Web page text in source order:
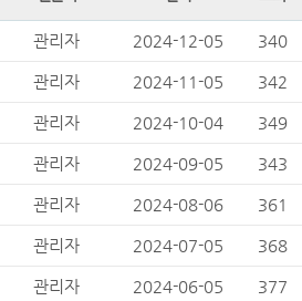
관리자 2024-12-05 340
관리자 2024-11-05 342
관리자 2024-10-04 349
관리자 2024-09-05 343
관리자 2024-08-06 361
관리자 2024-07-05 368
관리자 2024-06-05 377